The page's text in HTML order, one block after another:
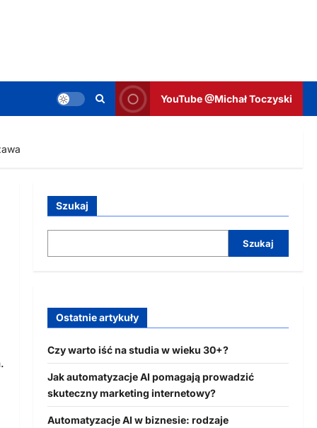
YouTube @Michał Toczyski
Szukaj
Szukaj
Ostatnie artykuły
Czy warto iść na studia w wieku 30+?
Jak automatyzacje AI pomagają prowadzić
skuteczny marketing internetowy?
Automatyzacje AI w biznesie: rodzaje